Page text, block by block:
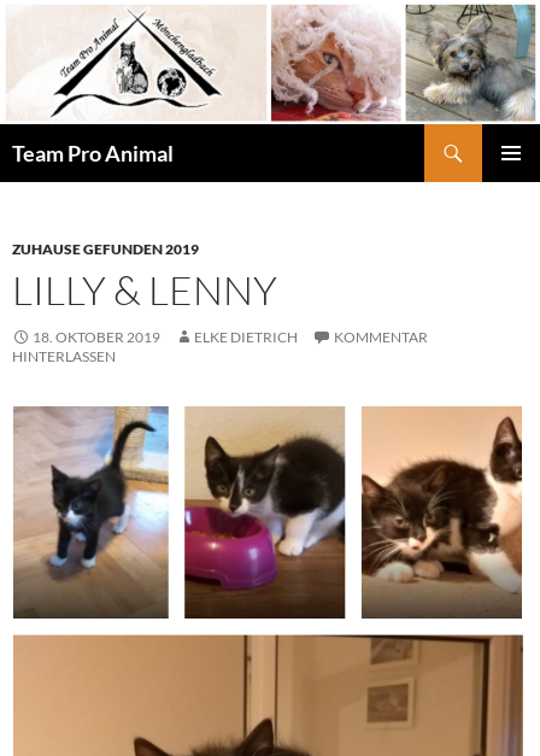
springen
Team Pro Animal
ZUHAUSE GEFUNDEN 2019
LILLY & LENNY
18. OKTOBER 2019 ELKE DIETRICH
KOMMENTAR
HINTERLASSEN